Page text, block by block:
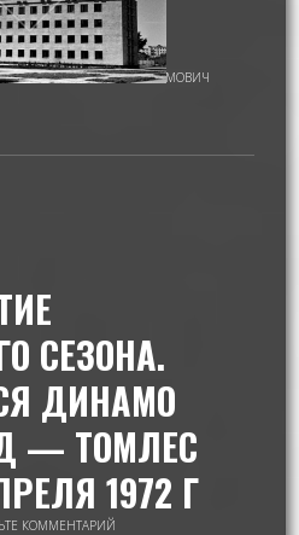
НУРМУХАМАТ ИМАМОВИЧ
СЕЗОНА.
ДИНАМО
— ТОМЛЕС
1972 Г
КОММЕНТАРИЙ